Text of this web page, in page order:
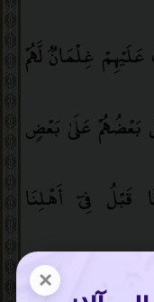
×
غِلْمَانٌۭ لَّهُمْ
بَعْضُهُمْ عَلَىٰ بَعْضٍۢ
قَبْلُ فِىٓ أَهْلِنَا
وَوَقَىٰنَا عَذَابَ